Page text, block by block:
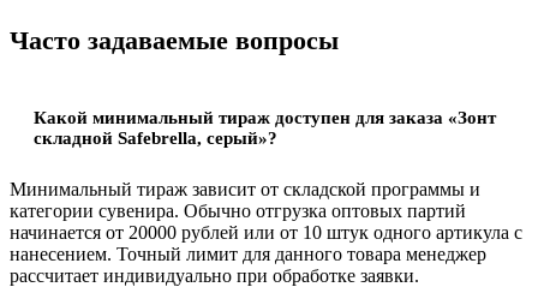
Часто задаваемые вопросы
Какой минимальный тираж доступен для заказа «Зонт
складной Safebrella, серый»?
Минимальный тираж зависит от складской программы и
категории сувенира. Обычно отгрузка оптовых партий
начинается от 20000 рублей или от 10 штук одного артикула с
нанесением. Точный лимит для данного товара менеджер
рассчитает индивидуально при обработке заявки.